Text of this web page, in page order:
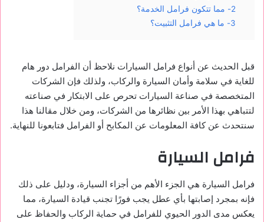
2- مما تتكون فرامل الخدمة؟
3- ما هي فرامل التثبيت؟
قبل الحديث عن أنواع فرامل السيارات نلاحظ أن الفرامل دور هام
للغاية في سلامة وأمان السيارة والركاب، ولذلك فإن الشركات
المتخصصة في صناعة السيارات تحرص على الابتكار في صناعته
لتتباهي بهذا الأمر بين نظائرها من الشركات، ومن خلال مقالنا هذا
سنتحدث عن كافة المعلومات عن المكابح أو الفرامل فتابعونا للنهاية.
فرامل السيارة
فرامل السيارة هي الجزء الأهم من أجزاء السيارة، ودليل على ذلك
فإنه بمجرد إصابتها بأي عطل يجب فورًا تجنب قيادة السيارة، مما
يعكس مدى الدور الحيوي للفرامل في حماية الركاب والحفاظ على